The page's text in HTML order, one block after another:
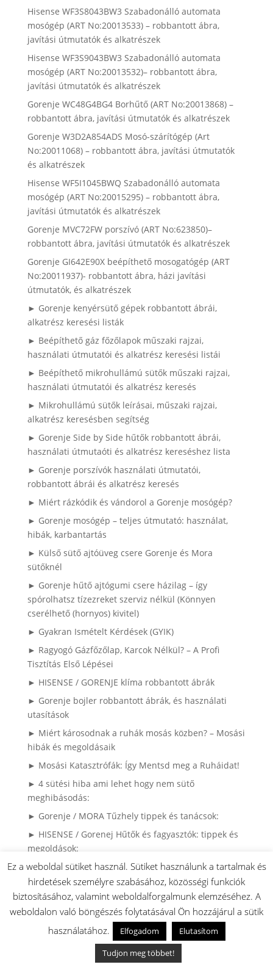
Hisense WF3S8043BW3 Szabadonálló automata
mosógép (ART No:20013533) – robbantott ábra,
javítási útmutatók és alkatrészek
Hisense WF3S9043BW3 Szabadonálló automata
mosógép (ART No:20013532)– robbantott ábra,
javítási útmutatók és alkatrészek
Gorenje WC48G4BG4 Borhűtő (ART No:20013868) –
robbantott ábra, javítási útmutatók és alkatrészek
Gorenje W3D2A854ADS Mosó-szárítógép (Art
No:20011068) – robbantott ábra, javítási útmutatók
és alkatrészek
Hisense WF5I1045BWQ Szabadonálló automata
mosógép (ART No:20015295) – robbantott ábra,
javítási útmutatók és alkatrészek
Gorenje MVC72FW porszívó (ART No:623850)–
robbantott ábra, javítási útmutatók és alkatrészek
Gorenje GI642E90X beépíthető mosogatógép (ART
No:20011937)- robbantott ábra, házi javítási
útmutatók, és alkatrészek
► Gorenje kenyérsütő gépek robbantott ábrái,
alkatrész keresési listák
► Beépíthető gáz főzőlapok műszaki rajzai,
használati útmutatói és alkatrész keresési listái
► Beépíthető mikrohullámú sütők műszaki rajzai,
használati útmutatói és alkatrész keresés
► Mikrohullámú sütők leírásai, műszaki rajzai,
alkatrész keresésben segítség
► Gorenje Side by Side hűtők robbantott ábrái,
használati útmutaóti és alkatrész kereséshez lista
► Gorenje porszívók használati útmutatói,
robbantott ábrái és alkatrész keresés
► Miért rázkódik és vándorol a Gorenje mosógép?
► Gorenje mosógép – teljes útmutató: használat,
hibák, karbantartás
► Külső sütő ajtóüveg csere Gorenje és Mora
sütőknél
► Gorenje hűtő ajtógumi csere házilag – így
spórolhatsz tízezreket szerviz nélkül (Könnyen
cserélhető (hornyos) kivitel)
► Gyakran Ismételt Kérdések (GYIK)
► Ragyogó Gázfőzőlap, Karcok Nélkül? – A Profi
Tisztítás Első Lépései
► HISENSE / GORENJE klíma robbantott ábrák
► Gorenje bojler robbantott ábrák, és használati
utasítások
► Miért károsodnak a ruhák mosás közben? – Mosási
hibák és megoldásaik
► Mosási Katasztrófák: Így Mentsd meg a Ruháidat!
► 4 sütési hiba ami lehet hogy nem sütő
meghibásodás:
► Gorenje / MORA Tűzhely tippek és tanácsok:
► HISENSE / Gorenej Hűtők és fagyasztók: tippek és
megoldások:
► LOC gyerekzár Gorenje és MORA készülékeken:
► Gorenje és MORA Gázkészülékek PB gázra
átalakítása:
► Kenyérsütő bordásszíjak: Hossz és szélesség infók
► Hisense hűtő beazonosítása adattábla alapján
► gorenjealkatreszek.hu csapatának youtube videói
Ez a weboldal sütiket használ. Sütiket használunk a tartalmak és
hirdetések személyre szabásához, közösségi funkciók
biztosításához, valamint weboldalforgalmunk elemzéséhez. A
weboldalon való böngészés folytatásával Ön hozzájárul a sütik
használatához.
Elfogadom
Elutasítom
Tudjon meg többet!